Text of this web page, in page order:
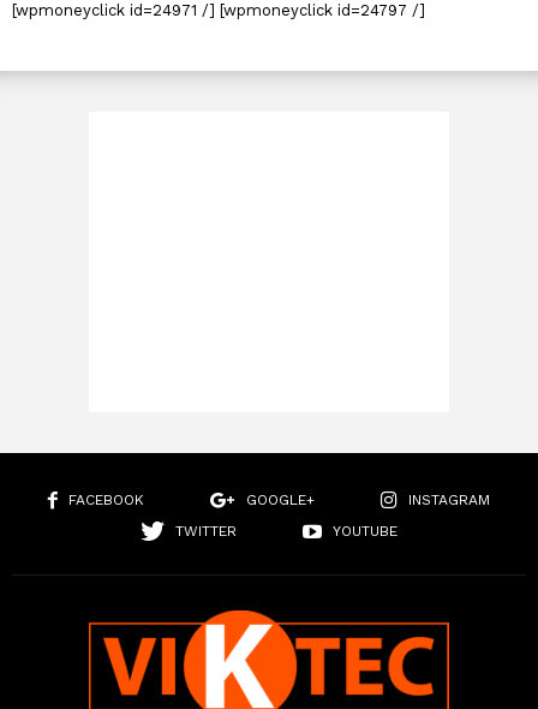
[wpmoneyclick id=24971 /] [wpmoneyclick id=24797 /]
FACEBOOK GOOGLE+
INSTAGRAM
TWITTER
YOUTUBE